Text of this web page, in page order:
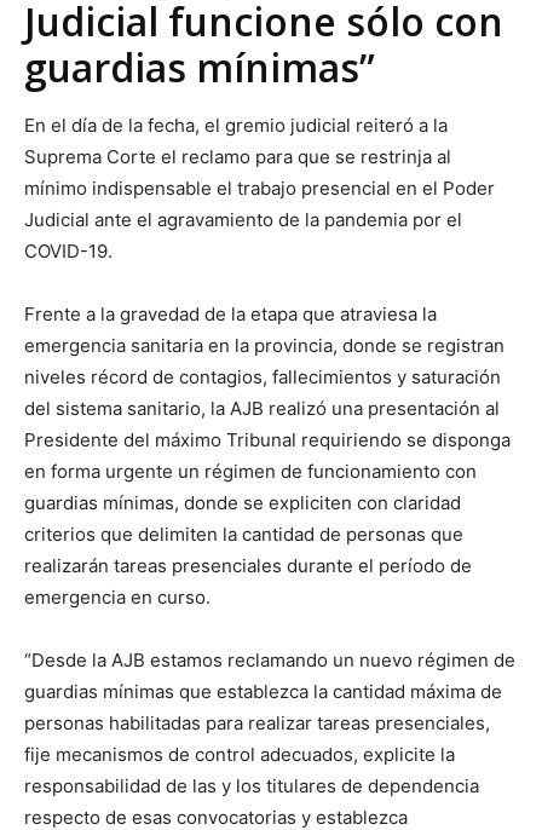
Judicial funcione sólo con
guardias mínimas”
En el día de la fecha, el gremio judicial reiteró a la
Suprema Corte el reclamo para que se restrinja al
mínimo indispensable el trabajo presencial en el Poder
Judicial ante el agravamiento de la pandemia por el
COVID-19.
Frente a la gravedad de la etapa que atraviesa la
emergencia sanitaria en la provincia, donde se registran
niveles récord de contagios, fallecimientos y saturación
del sistema sanitario, la AJB realizó una presentación al
Presidente del máximo Tribunal requiriendo se disponga
en forma urgente un régimen de funcionamiento con
guardias mínimas, donde se expliciten con claridad
criterios que delimiten la cantidad de personas que
realizarán tareas presenciales durante el período de
emergencia en curso.
“Desde la AJB estamos reclamando un nuevo régimen de
guardias mínimas que establezca la cantidad máxima de
personas habilitadas para realizar tareas presenciales,
fije mecanismos de control adecuados, explicite la
responsabilidad de las y los titulares de dependencia
respecto de esas convocatorias y establezca